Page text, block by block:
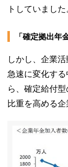
トしていました
「確定拠出年
しかし、企業
急速に変化す
ら、確定給付
比重を高める